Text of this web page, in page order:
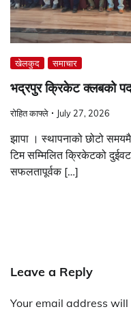
खेलकुद समाचार
भद्रपुर क्रिकेट क्लबको
रोहित काफ्ले July 27, 2026
झापा । स्थापनाको छोटो
टिम सम्मिलित क्रिकेटको
सफलतापूर्वक […]
Leave a Reply
Your email address